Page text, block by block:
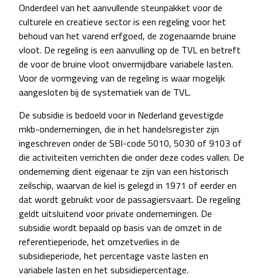
Onderdeel van het aanvullende steunpakket voor de
culturele en creatieve sector is een regeling voor het
behoud van het varend erfgoed, de zogenaamde bruine
vloot. De regeling is een aanvulling op de TVL en betreft
de voor de bruine vloot onvermijdbare variabele lasten.
Voor de vormgeving van de regeling is waar mogelijk
aangesloten bij de systematiek van de TVL.
De subsidie is bedoeld voor in Nederland gevestigde
mkb-ondernemingen, die in het handelsregister zijn
ingeschreven onder de SBI-code 5010, 5030 of 9103 of
die activiteiten verrichten die onder deze codes vallen. De
onderneming dient eigenaar te zijn van een historisch
zeilschip, waarvan de kiel is gelegd in 1971 of eerder en
dat wordt gebruikt voor de passagiersvaart. De regeling
geldt uitsluitend voor private ondernemingen. De
subsidie wordt bepaald op basis van de omzet in de
referentieperiode, het omzetverlies in de
subsidieperiode, het percentage vaste lasten en
variabele lasten en het subsidiepercentage.